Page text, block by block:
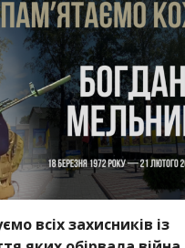
всіх захисників із